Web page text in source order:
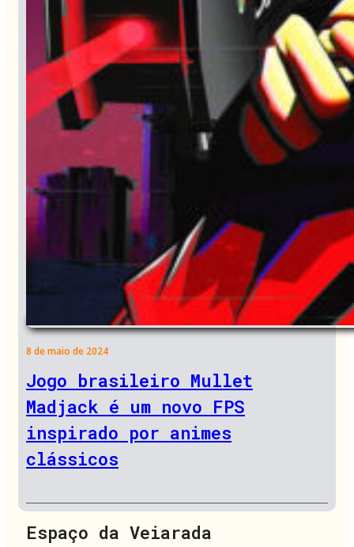
8 de maio de 2024
Jogo brasileiro Mullet
Madjack é um novo FPS
inspirado por animes
clássicos
Espaço da Veiarada